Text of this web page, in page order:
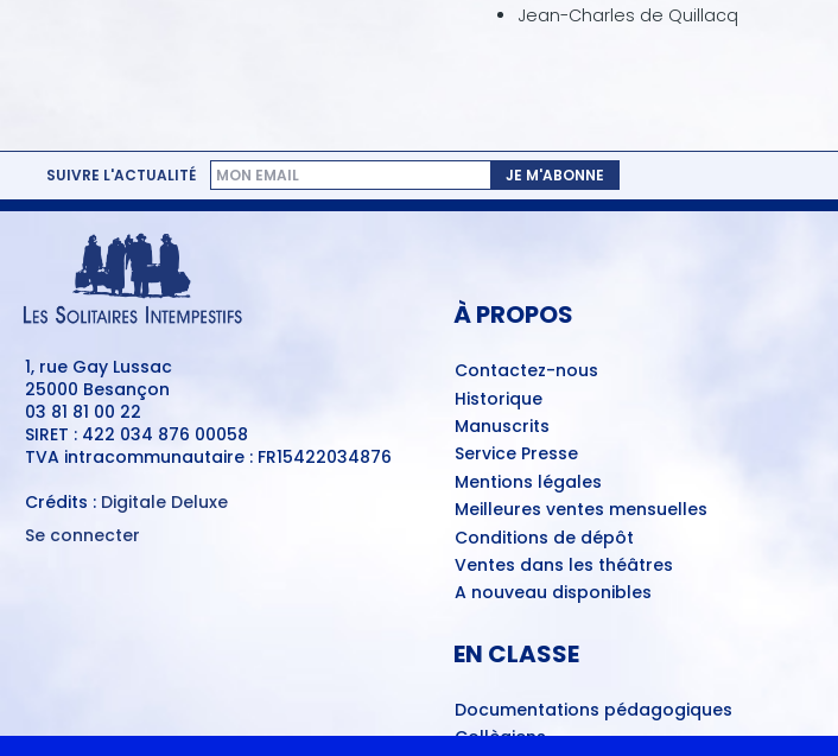
Jean-Charles de Quillacq
SUIVRE L'ACTUALITÉ JE M'ABONNE
1, rue Gay Lussac
25000 Besançon
03 81 81 00 22
SIRET : 422 034 876 00058
TVA intracommunautaire : FR15422034876
Crédits : Digitale Deluxe
MENU
Se connecter
À PROPOS
Contactez-nous
Historique
Manuscrits
Service Presse
Mentions légales
Meilleures ventes mensuelles
Conditions de dépôt
Ventes dans les théâtres
A nouveau disponibles
EN CLASSE
Documentations pédagogiques
Collègiens